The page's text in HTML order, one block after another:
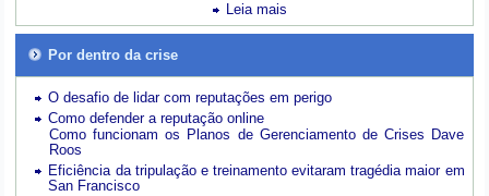
Leia mais
Por dentro da crise
O desafio de lidar com reputações em perigo
Como defender a reputação online
Como funcionam os Planos de Gerenciamento de Crises Dave
Roos
Eficiência da tripulação e treinamento evitaram tragédia maior em
San Francisco